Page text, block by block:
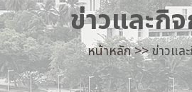
ข่าวและกิ
หน้าหลัก >>ข่าวแล